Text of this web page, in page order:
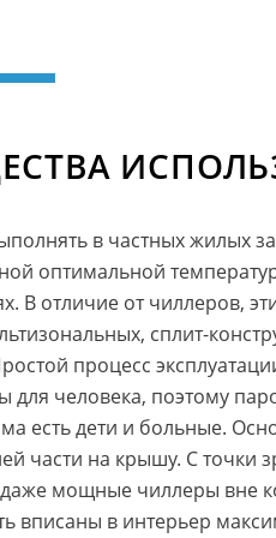
в частных жилых
оптимальной
В отличие от чиллеров,
сплит-
процесс
для человека, поэтому
есть дети и больные.
части на крышу. С точки
мощные чиллеры вне
вписаны в интерьер